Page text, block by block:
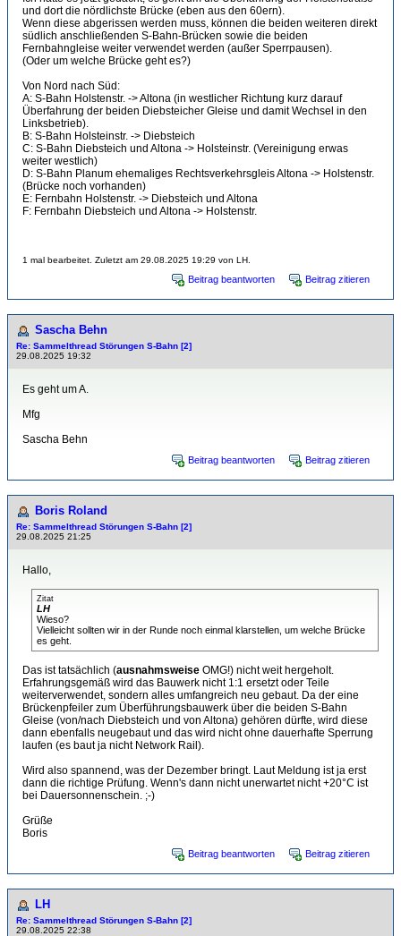
und dort die nördlichste Brücke (eben aus den 60ern).
Wenn diese abgerissen werden muss, können die beiden weiteren direkt
südlich anschließenden S-Bahn-Brücken sowie die beiden
Fernbahngleise weiter verwendet werden (außer Sperrpausen).
(Oder um welche Brücke geht es?)
Von Nord nach Süd:
A: S-Bahn Holstenstr. -> Altona (in westlicher Richtung kurz darauf
Überfahrung der beiden Diebsteicher Gleise und damit Wechsel in den
Linksbetrieb).
B: S-Bahn Holsteinstr. -> Diebsteich
C: S-Bahn Diebsteich und Altona -> Holsteinstr. (Vereinigung erwas
weiter westlich)
D: S-Bahn Planum ehemaliges Rechtsverkehrsgleis Altona -> Holstenstr.
(Brücke noch vorhanden)
E: Fernbahn Holstenstr. -> Diebsteich und Altona
F: Fernbahn Diebsteich und Altona -> Holstenstr.
1 mal bearbeitet. Zuletzt am 29.08.2025 19:29 von LH.
Beitrag beantworten Beitrag zitieren
Sascha Behn
Re: Sammelthread Störungen S-Bahn [2]
29.08.2025 19:32
Es geht um A.
Mfg
Sascha Behn
Beitrag beantworten Beitrag zitieren
Boris Roland
Re: Sammelthread Störungen S-Bahn [2]
29.08.2025 21:25
Hallo,
Zitat
LH
Wieso?
Vielleicht sollten wir in der Runde noch einmal klarstellen, um welche Brücke
es geht.
Das ist tatsächlich (ausnahmsweise OMG!) nicht weit hergeholt.
Erfahrungsgemäß wird das Bauwerk nicht 1:1 ersetzt oder Teile
weiterverwendet, sondern alles umfangreich neu gebaut. Da der eine
Brückenpfeiler zum Überführungsbauwerk über die beiden S-Bahn
Gleise (von/nach Diebsteich und von Altona) gehören dürfte, wird diese
dann ebenfalls neugebaut und das wird nicht ohne dauerhafte Sperrung
laufen (es baut ja nicht Network Rail).
Wird also spannend, was der Dezember bringt. Laut Meldung ist ja erst
dann die richtige Prüfung. Wenn's dann nicht unerwartet nicht +20°C ist
bei Dauersonnenschein. ;-)
Grüße
Boris
Beitrag beantworten Beitrag zitieren
LH
Re: Sammelthread Störungen S-Bahn [2]
29.08.2025 22:38